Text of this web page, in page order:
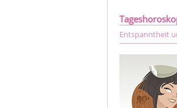
Entspanntheit